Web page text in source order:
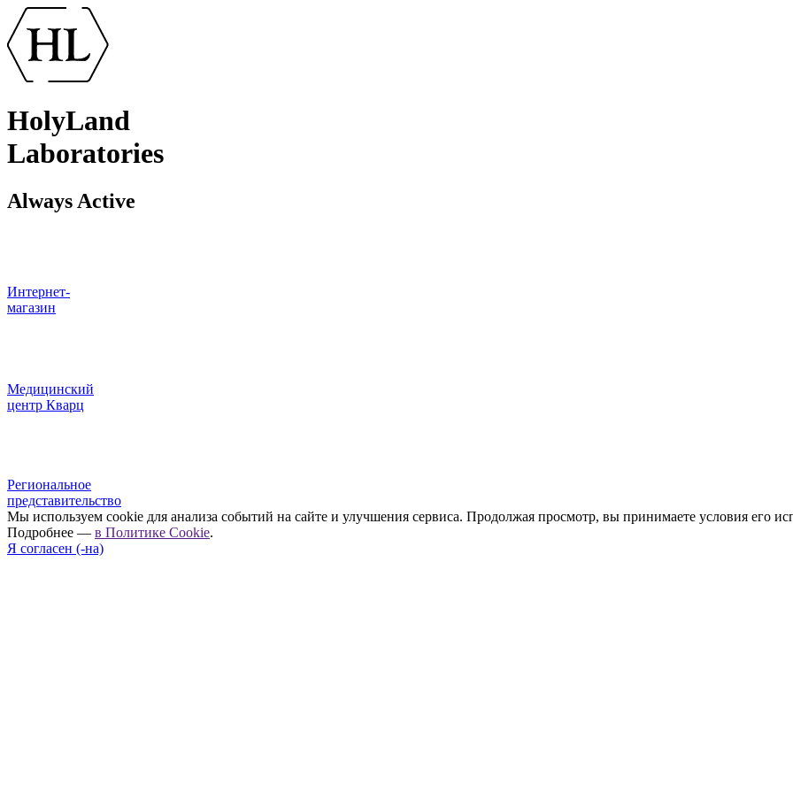
HolyLand
Laboratories
Always Active
Интернет-
магазин
Медицинский
центр Кварц
Региональное
представительство
Мы используем cookie для анализа событий на сайте и улучшения сервиса. Продолжая просмотр, вы принимаете условия его
Подробнее — в Политике Cookie.
Я согласен (-на)